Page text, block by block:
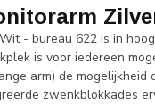
- bureau 622 is in
is voor iedereen
arm) de
zwenkblokkades